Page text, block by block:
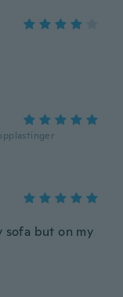
sofa but on my